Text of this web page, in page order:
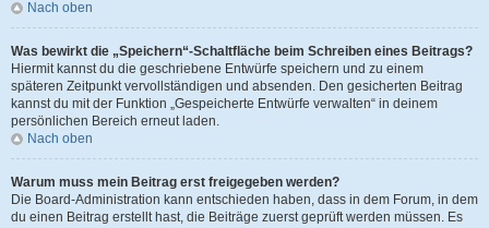
Nach oben
Was bewirkt die „Speichern“-Schaltfläche beim Schreiben eines Beitrags?
Hiermit kannst du die geschriebene Entwürfe speichern und zu einem
späteren Zeitpunkt vervollständigen und absenden. Den gesicherten Beitrag
kannst du mit der Funktion „Gespeicherte Entwürfe verwalten“ in deinem
persönlichen Bereich erneut laden.
Nach oben
Warum muss mein Beitrag erst freigegeben werden?
Die Board-Administration kann entschieden haben, dass in dem Forum, in dem
du einen Beitrag erstellt hast, die Beiträge zuerst geprüft werden müssen. Es